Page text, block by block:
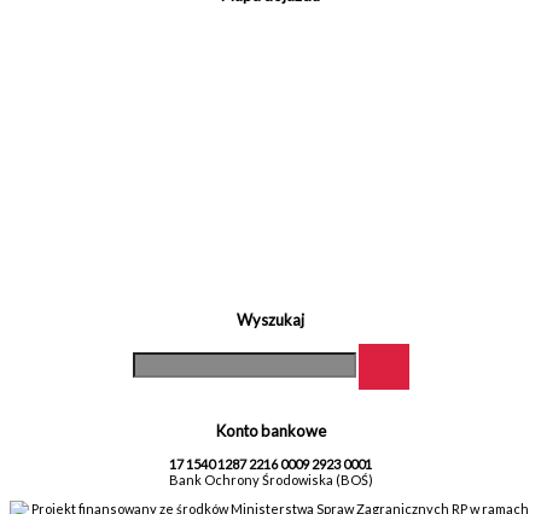
Wyszukaj
Konto bankowe
17 1540 1287 2216 0009 2923 0001
Bank Ochrony Środowiska (BOŚ)
Projekt finansowany ze środków Ministerstwa Spraw Zagranicznych RP w ramach